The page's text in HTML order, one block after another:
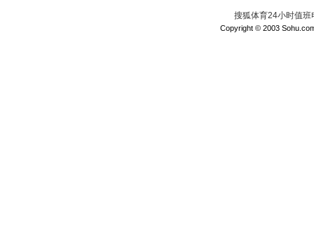
搜狐体育24小时值
Copyright © 2003